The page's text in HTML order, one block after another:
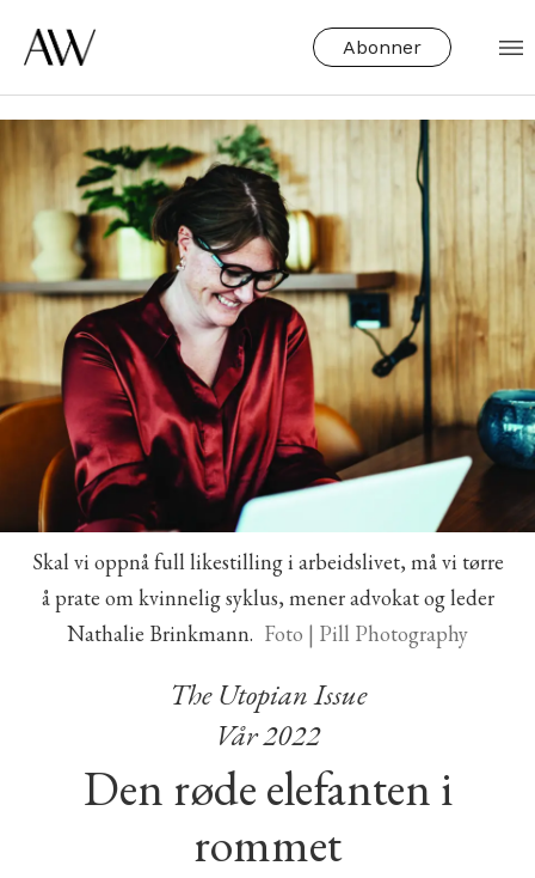
Abonner
Skal vi oppnå full likestilling i arbeidslivet, må vi tørre
å prate om kvinnelig syklus, mener advokat og leder
Nathalie Brinkmann. Foto | Pill Photography
The Utopian Issue
Vår 2022
Den røde elefanten i
rommet